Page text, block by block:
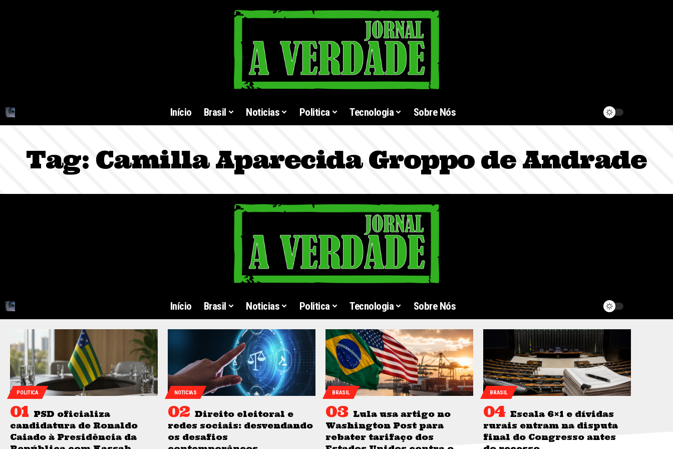
Início Brasil Noticias Politica Tecnologia Sobre Nós
Tag: Camilla Aparecida Groppo de Andrade
Início Brasil Noticias Politica Tecnologia Sobre Nós
POLITICA
PSD oficializa
candidatura de Ronaldo
Caiado à Presidência da
NOTICIAS
Direito eleitoral e
redes sociais: desvendando
os desafios
BRASIL
Lula usa artigo no
Washington Post para
rebater tarifaço dos
BRASIL
Escala 6×1 e dívidas
rurais entram na disputa
final do Congresso antes